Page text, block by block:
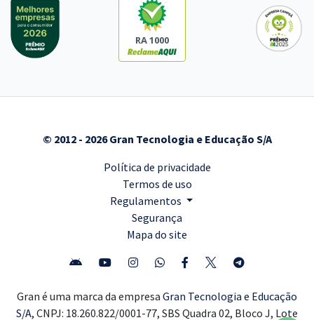
RA 1000
© 2012 - 2026 Gran Tecnologia e Educação S/A
Política de privacidade
Termos de uso
Regulamentos
Segurança
Mapa do site
Gran é uma marca da empresa Gran Tecnologia e Educação
S/A, CNPJ: 18.260.822/0001-77, SBS Quadra 02, Bloco J, Lote